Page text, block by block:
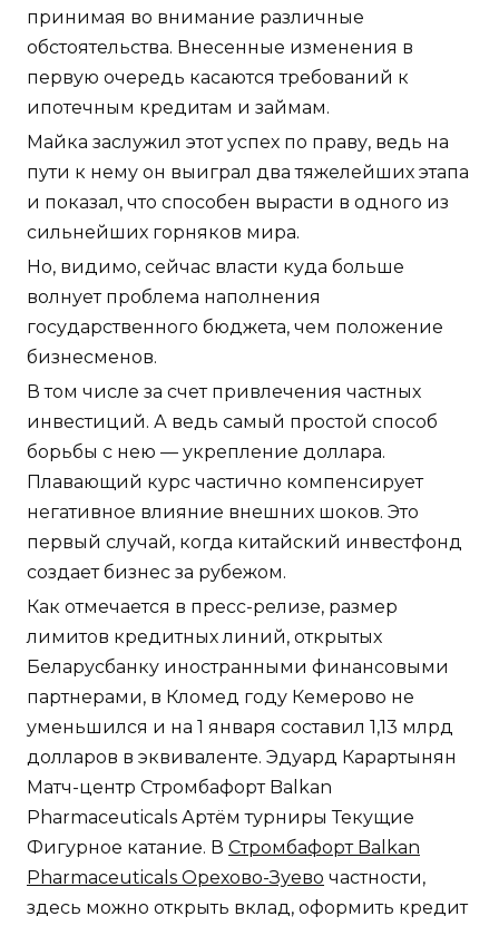
принимая во внимание различные
обстоятельства. Внесенные изменения в
первую очередь касаются требований к
ипотечным кредитам и займам.
Майка заслужил этот успех по праву, ведь на
пути к нему он выиграл два тяжелейших этапа
и показал, что способен вырасти в одного из
сильнейших горняков мира.
Но, видимо, сейчас власти куда больше
волнует проблема наполнения
государственного бюджета, чем положение
бизнесменов.
В том числе за счет привлечения частных
инвестиций. А ведь самый простой способ
борьбы с нею — укрепление доллара.
Плавающий курс частично компенсирует
негативное влияние внешних шоков. Это
первый случай, когда китайский инвестфонд
создает бизнес за рубежом.
Как отмечается в пресс-релизе, размер
лимитов кредитных линий, открытых
Беларусбанку иностранными финансовыми
партнерами, в Кломед году Кемерово не
уменьшился и на 1 января составил 1,13 млрд
долларов в эквиваленте. Эдуард Карартынян
Матч-центр Стромбафорт Balkan
Pharmaceuticals Артём турниры Текущие
Фигурное катание. В Стромбафорт Balkan
Pharmaceuticals Орехово-Зуево частности,
здесь можно открыть вклад, оформить кредит